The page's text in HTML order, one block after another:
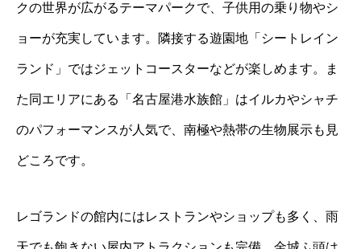
クの世界が広がるテーマパークで、子供用の乗り物やシ
ョーが充実しています。隣接する遊園地「シートレイン
ランド」ではジェットコースターなどが楽しめます。ま
た同エリアにある「名古屋港水族館」はイルカやシャチ
のパフォーマンスが人気で、南極や熱帯の生物展示も見
どころです。
レゴランドの館内にはレストランやショップも多く、雨